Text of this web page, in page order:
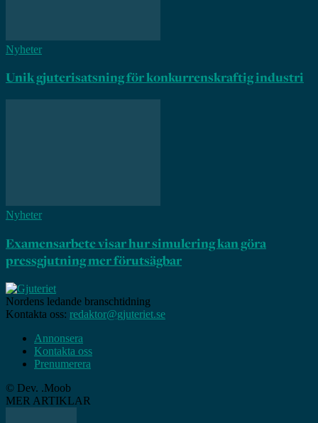
Nyheter
Unik gjuterisatsning för konkurrenskraftig industri
Nyheter
Examensarbete visar hur simulering kan göra
pressgjutning mer förutsägbar
Nordens ledande branschtidning
Kontakta oss: redaktor@gjuteriet.se
Annonsera
Kontakta oss
Prenumerera
© Dev. .Moob
MER ARTIKLAR